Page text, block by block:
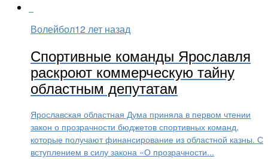
Волейбол12 лет назад
Спортивные команды Ярославля
раскроют коммерческую тайну
областным депутатам
Ярославская областная Дума приняла в первом чтении
закон о прозрачности бюджетов спортивных команд,
которые получают финансирование из областной казны. С
вступлением в силу закона «О прозрачности...